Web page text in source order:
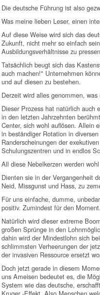
Die deutsche Führung ist also
Was meine lieben Leser, einen
Auf diese Weise wird sich das
Zukunft, nicht mehr so einfach
Ausbildungsverhältnisse zu
Tatsächlich beugt sich das
auch machen!" Unternehmen
und auf diesen zu bestehen.
Derzeit wird alles genommen,
Dieser Prozess hat natürlich auch
in den letzten Jahrzehnten
Center, sich wohl auflösen. Allein
in beständiger Rotation in
Randerscheinungen der
Schulungszentren und in endlos
All diese Nebelkerzen werden
Dienten sie in der Vergangenheit
Neid, Missgunst und Hass, zu
Für uns einfache, dumme,
positiv. Zumindest für den Moment.
Natürlich wird dieser extreme
großen Sprünge in den
dahin wird der Mindestlohn sich
schlimmsten Verheerungen der
der invasiven Ressource ersetzt
Doch jetzt gerade in diesem
uns Ameisen bedeutet es, die
System wie das deutsche,